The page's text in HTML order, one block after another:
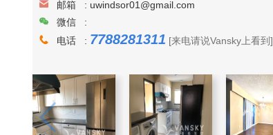
邮箱 : uwindsor01@gmail.com
微信 :
电话 : 7788281311 [来电请说Vansky上看到]